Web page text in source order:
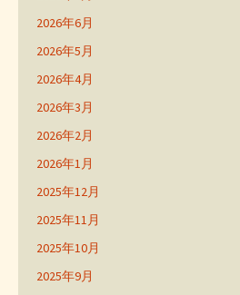
2026年6月
2026年5月
2026年4月
2026年3月
2026年2月
2026年1月
2025年12月
2025年11月
2025年10月
2025年9月